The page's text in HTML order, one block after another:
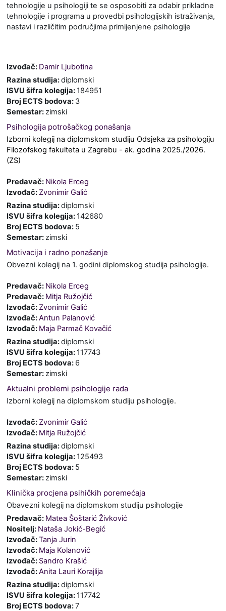
tehnologije u psihologiji te se osposobiti za odabir prikladne
tehnologije i programa u provedbi psihologijskih istraživanja,
nastavi i različitim područjima primijenjene psihologije
Izvođač: Damir Ljubotina
Razina studija:diplomski
ISVU šifra kolegija: 184951
Broj ECTS bodova: 3
Semestar:zimski
Psihologija potrošačkog ponašanja
Izborni kolegij na diplomskom studiju Odsjeka za psihologiju
Filozofskog fakulteta u Zagrebu - ak. godina 2025./2026.
(ZS)
Predavač: Nikola Erceg
Izvođač: Zvonimir Galić
Razina studija:diplomski
ISVU šifra kolegija: 142680
Broj ECTS bodova: 5
Semestar:zimski
Motivacija i radno ponašanje
Obvezni kolegij na 1. godini diplomskog studija psihologije.
Predavač: Nikola Erceg
Predavač: Mitja Ružojčić
Izvođač: Zvonimir Galić
Izvođač:Antun Palanović
Izvođač: Maja Parmač Kovačić
Razina studija:diplomski
ISVU šifra kolegija: 117743
Broj ECTS bodova: 6
Semestar:zimski
Aktualni problemi psihologije rada
Izborni kolegij na diplomskom studiju psihologije.
Izvođač: Zvonimir Galić
Izvođač: Mitja Ružojčić
Razina studija:diplomski
ISVU šifra kolegija: 125493
Broj ECTS bodova: 5
Semestar:zimski
Klinička procjena psihičkih poremećaja
Obavezni kolegij na diplomskom studiju psihologije
Predavač: Matea Šoštarić Živković
Nositelj: Nataša Jokić-Begić
Izvođač:Tanja Jurin
Izvođač: Maja Kolanović
Izvođač: Sandro Krašić
Izvođač:Anita Lauri Korajlija
Razina studija:diplomski
ISVU šifra kolegija: 117742
Broj ECTS bodova:7